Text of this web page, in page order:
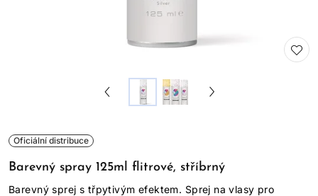
Oficiální distribuce
Barevný spray 125ml flitrové, stříbrný
Barevný sprej s třpytivým efektem. Sprej na vlasy pro